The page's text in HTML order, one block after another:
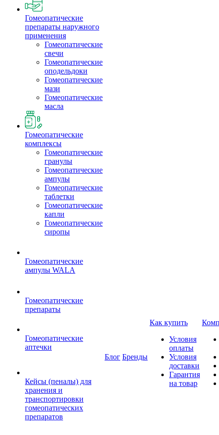
Гомеопатические
препараты наружного
применения
Гомеопатические
свечи
Гомеопатические
оподельдоки
Гомеопатические
мази
Гомеопатические
масла
Гомеопатические
комплексы
Гомеопатические
гранулы
Гомеопатические
ампулы
Гомеопатические
таблетки
Гомеопатические
капли
Гомеопатические
сиропы
Гомеопатические
ампулы WALA
Гомеопатические
препараты
Гомеопатические
аптечки
Кейсы (пеналы) для
хранения и
транспортировки
гомеопатических
препаратов
Блог Бренды
Как купить
Условия
оплаты
Условия
доставки
Гарантия
на товар